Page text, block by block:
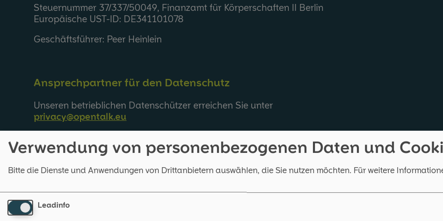
Steuernummer 37/337/50049, Finanzamt für Körperschaften II Berlin
Europäische UST-ID: DE341101078
Geschäftsführer: Peer Heinlein
Ansprechpartner für den Datenschutz
Unseren betrieblichen Datenschützer erreichen Sie unter
privacy@opentalk.eu
mail@opentalk.eu
Verwendung von personen­bezogenen Daten und
Bitte die Dienste und Anwendungen von Drittanbietern auswählen, die Sie nutzen möchten. Für weitere
Leadinfo